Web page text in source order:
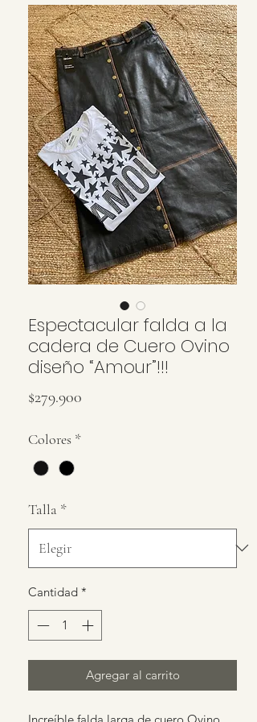
Espectacular falda a la
cadera de Cuero Ovino
diseño “Amour”!!!
$279.900
Colores *
Talla *
Cantidad *
Agregar al carrito